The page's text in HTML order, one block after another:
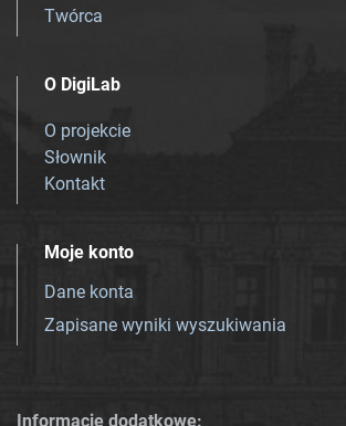
Twórca
O DigiLab
O projekcie
Słownik
Kontakt
Moje konto
Dane konta
Zapisane wyniki wyszukiwania
Informacje dodatkowe: